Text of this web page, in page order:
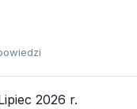
2026 r.